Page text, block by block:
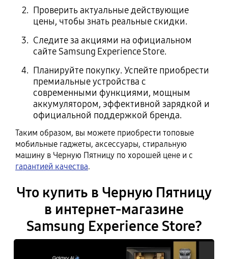
Проверить актуальные действующие
цены, чтобы знать реальные скидки.
Следите за акциями на официальном
сайте Samsung Experience Store.
Планируйте покупку. Успейте приобрести
премиальные устройства с
современными функциями, мощным
аккумулятором, эффективной зарядкой и
официальной поддержкой бренда.
Таким образом, вы можете приобрести топовые
мобильные гаджеты, аксессуары, стиральную
машину в Черную Пятницу по хорошей цене и с
гарантией качества.
Что купить в Черную Пятницу
в интернет-магазине
Samsung Experience Store?